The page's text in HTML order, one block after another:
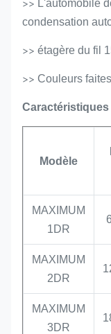
>> L'automobile
condensation
>> étagère du fil
>> Couleurs
Caractéristiques
Modèle
MAXIMUM
1DR
MAXIMUM
2DR
MAXIMUM
3DR